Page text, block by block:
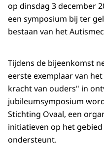
op dinsdag 3 december
een symposium bij ter
bestaan van het
Tijdens de bijeenkomst
eerste exemplaar van
kracht van ouders" in
jubileumsymposium
Stichting Ovaal, een
initiatieven op het
ondersteunt.